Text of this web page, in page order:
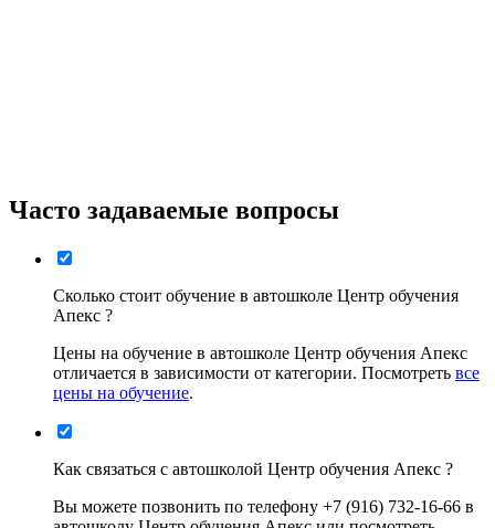
Часто задаваемые вопросы
Сколько стоит обучение в автошколе Центр обучения
Апекс ?
Цены на обучение в автошколе Центр обучения Апекс
отличается в зависимости от категории. Посмотреть все
цены на обучение.
Как связаться с автошколой Центр обучения Апекс ?
Вы можете позвонить по телефону +7 (916) 732-16-66 в